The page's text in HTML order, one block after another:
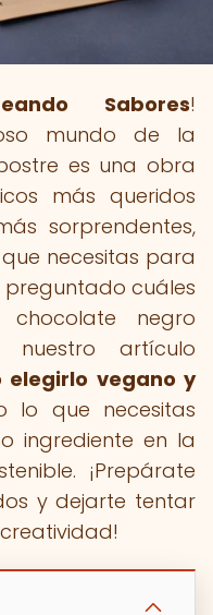
Sabores!
mundo de la
es una obra
más queridos
sorprendentes,
necesitas para
preguntado cuáles
negro
nuestro artículo
elegirlo vegano y
lo que necesitas
ingrediente en la
¡Prepárate
y dejarte tentar